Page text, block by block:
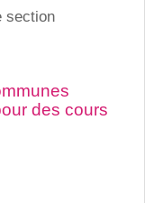
section
des cours